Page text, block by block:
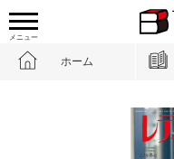
メニュー
ホーム